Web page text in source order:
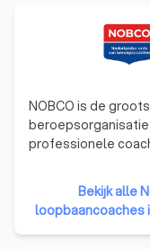
NOBCO is de
professionele
en actief aan de
professionalisering
coachvak. Hiertoe
faciliteert NOBCO
Bekijk alle
loopbaancoaches